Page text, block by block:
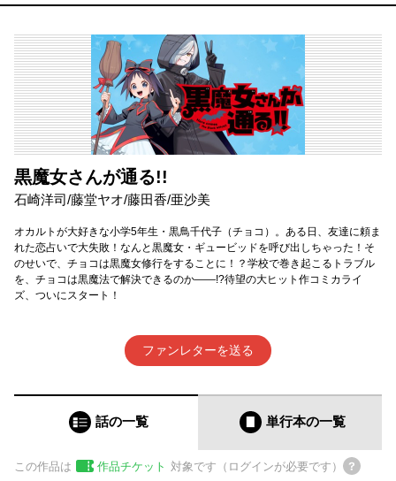
黒魔女さんが通る!!
石崎洋司/藤堂ヤオ/藤田香/亜沙美
オカルトが大好きな小学5年生・黒鳥千代子（チョコ）。ある日、友達に頼ま
れた恋占いで大失敗！なんと黒魔女・ギュービッドを呼び出しちゃった！そ
のせいで、チョコは黒魔女修行をすることに！？学校で巻き起こるトラブル
を、チョコは黒魔法で解決できるのか――!?待望の大ヒット作コミカライ
ズ、ついにスタート！
ファンレターを送る
話の一覧 単行本の一覧
この作品は 作品チケット 対象です（ログインが必要です）